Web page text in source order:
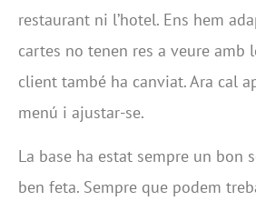
restaurant ni l’hotel. Ens hem
cartes no tenen res a veure amb
client també ha canviat. Ara cal
menú i ajustar-se.
La base ha estat sempre un bon
ben feta. Sempre que podem